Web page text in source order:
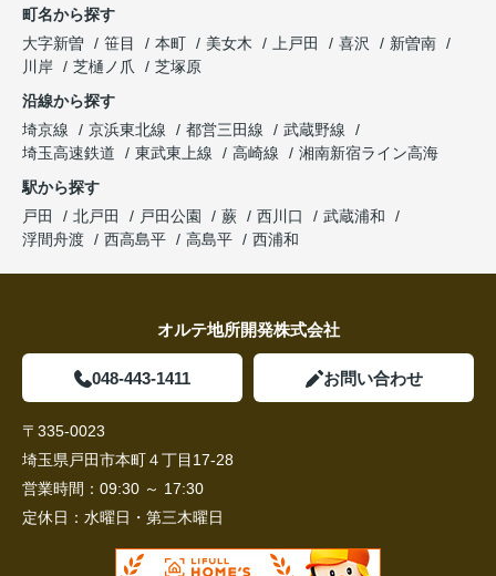
町名から探す
大字新曽
笹目 本町 美女木 上戸田 喜沢
新曽南
川岸
芝樋ノ爪
芝塚原
沿線から探す
埼京線
京浜東北線 都営三田線
武蔵野線
埼玉高速鉄道
東武東上線 高崎線
湘南新宿ライン高海
駅から探す
戸田
北戸田 戸田公園 蕨 西川口
武蔵浦和
浮間舟渡
西高島平 高島平 西浦和
オルテ地所開発株式会社
048-443-1411 お問い合わせ
〒335-0023
埼玉県戸田市本町４丁目17-28
営業時間： 09:30 ～ 17:30
定休日： 水曜日・第三木曜日